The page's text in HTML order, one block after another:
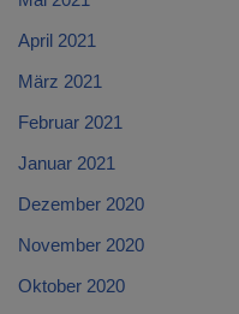
April 2021
März 2021
Februar 2021
Januar 2021
Dezember 2020
November 2020
Oktober 2020